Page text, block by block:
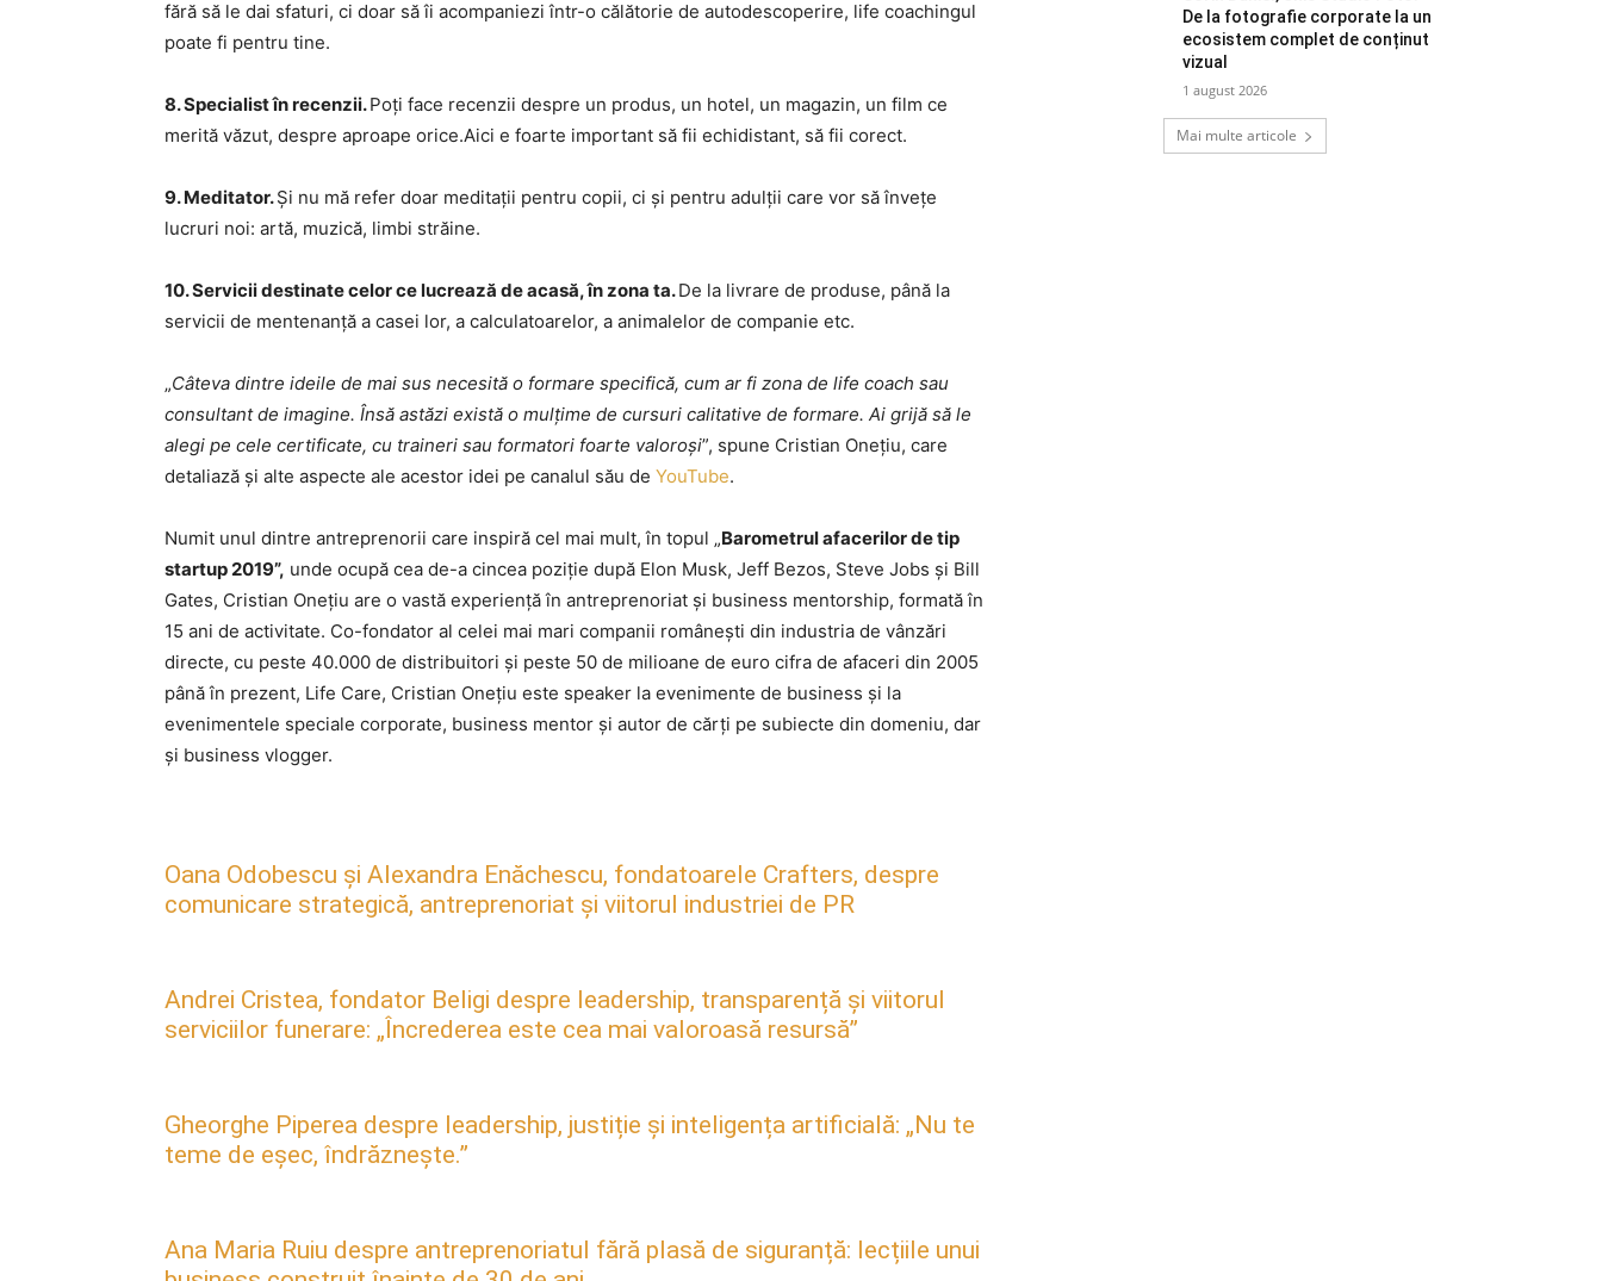
fără să le dai sfaturi, ci doar să îi acompaniezi într-o călătorie de autodescoperire, life coachingul
poate fi pentru tine.
8. Specialist în recenzii.Poți face recenzii despre un produs, un hotel, un magazin, un film ce
merită văzut, despre aproape orice.Aici e foarte important să fii echidistant, să fii corect.
9. Meditator.Și nu mă refer doar meditații pentru copii, ci și pentru adulții care vor să învețe
lucruri noi: artă, muzică, limbi străine.
10. Servicii destinate celor ce lucrează de acasă, în zona ta.De la livrare de produse, până la
servicii de mentenanță a casei lor, a calculatoarelor, a animalelor de companie etc.
„Câteva dintre ideile de mai sus necesită o formare specifică, cum ar fi zona de life coach sau
consultant de imagine. Însă astăzi există o mulțime de cursuri calitative de formare. Ai grijă să le
alegi pe cele certificate, cu traineri sau formatori foarte valoroși”, spune Cristian Onețiu, care
detaliază și alte aspecte ale acestor idei pe canalul său de YouTube.
Numit unul dintre antreprenorii care inspiră cel mai mult, în topul „Barometrul afacerilor de tip
startup 2019”, unde ocupă cea de-a cincea poziție după Elon Musk, Jeff Bezos, Steve Jobs și Bill
Gates, Cristian Onețiu are o vastă experiență în antreprenoriat și business mentorship, formată în
15 ani de activitate. Co-fondator al celei mai mari companii româneşti din industria de vânzări
directe, cu peste 40.000 de distribuitori și peste 50 de milioane de euro cifra de afaceri din 2005
până în prezent, Life Care, Cristian Onețiu este speaker la evenimente de business și la
evenimentele speciale corporate, business mentor și autor de cărți pe subiecte din domeniu, dar
și business vlogger.
Oana Odobescu și Alexandra Enăchescu, fondatoarele Crafters, despre
comunicare strategică, antreprenoriat și viitorul industriei de PR
Andrei Cristea, fondator Beligi despre leadership, transparență și viitorul
serviciilor funerare: „Încrederea este cea mai valoroasă resursă”
Gheorghe Piperea despre leadership, justiție și inteligența artificială: „Nu te
teme de eșec, îndrăznește.”
Ana Maria Ruiu despre antreprenoriatul fără plasă de siguranță: lecțiile unui
De la fotografie corporate la un
ecosistem complet de conținut
vizual
1 august 2026
Mai multe articole